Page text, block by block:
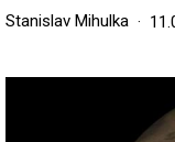
Stanislav Mihulka